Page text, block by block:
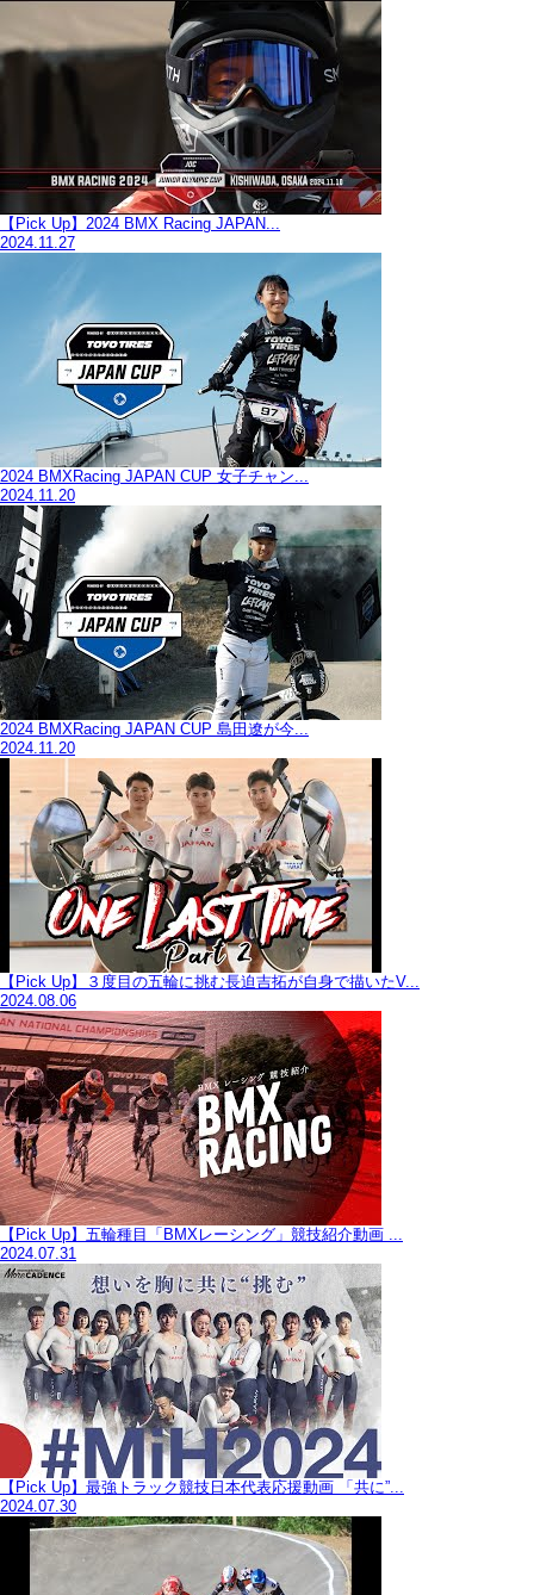
【Pick Up】2024 BMX Racing JAPAN...
2024.11.27
2024 BMXRacing JAPAN CUP 女子チャン...
2024.11.20
2024 BMXRacing JAPAN CUP 島田遼が今...
2024.11.20
【Pick Up】３度目の五輪に挑む長迫吉拓が自身で描いたV...
2024.08.06
【Pick Up】五輪種目「BMXレーシング」競技紹介動画 ...
2024.07.31
【Pick Up】最強トラック競技日本代表応援動画 「共に”...
2024.07.30